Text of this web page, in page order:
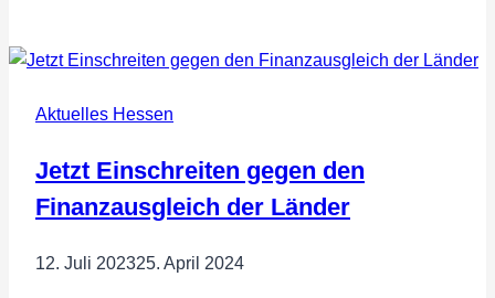
die
Maintal
Aktuelles Hessen
Jetzt Einschreiten gegen den
Finanzausgleich der Länder
12. Juli 202325. April 2024